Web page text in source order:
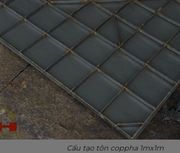
Cấu tạo tôn coppha 1mx1m